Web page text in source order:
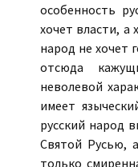
особенность
хочет власти, а
народ не хочет
отсюда
неволевой
имеет
русский народ
Святой Русью,
только